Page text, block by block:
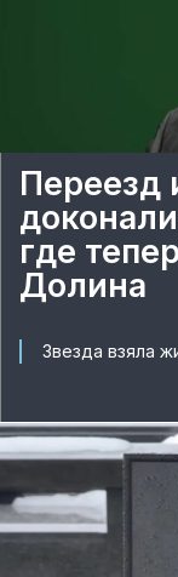
Переезд
где
Долина
Звезда взяла